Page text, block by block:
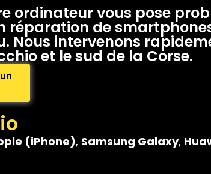
ordinateur vous pose
réparation de
Nous intervenons
et le sud de la Corse.
(iPhone), Samsung Galaxy,